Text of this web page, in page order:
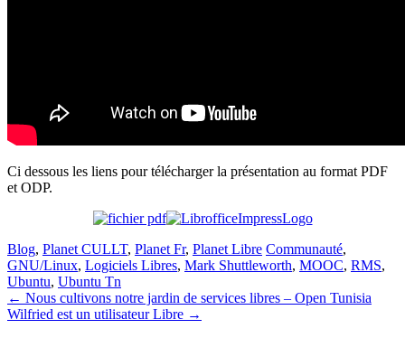
Ci dessous les liens pour télécharger la présentation au format PDF
et ODP.
Blog, Planet CULLT, Planet Fr, Planet Libre Communauté,
GNU/Linux, Logiciels Libres, Mark Shuttleworth, MOOC, RMS,
Ubuntu, Ubuntu Tn
Post
navigation
← Nous cultivons notre jardin de services libres – Open Tunisia
Wilfried est un utilisateur Libre →